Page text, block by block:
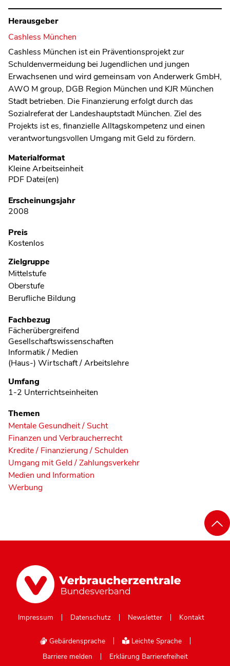
Herausgeber
Cashless München
Cashless München ist ein Präventionsprojekt zur
Schuldenvermeidung bei Jugendlichen und jungen
Erwachsenen und wird gemeinsam von Anderwerk GmbH,
AWO M group, DGB Region München und KJR München
Stadt betrieben. Die Finanzierung erfolgt durch das
Sozialreferat der Landeshauptstadt München. Ziel des
Projekts ist es, finanzielle Alltagskompetenz und einen
verantwortungsvollen Umgang mit Geld zu fördern.
Metadaten
Materialformat
Kleine Arbeitseinheit
PDF Datei(en)
Erscheinungsjahr
2008
Preis
Kostenlos
Zielgruppe
Mittelstufe
Oberstufe
Berufliche Bildung
Fachbezug
Fächerübergreifend
Gesellschaftswissenschaften
Informatik / Medien
(Haus-) Wirtschaft / Arbeitslehre
Umfang
1-2 Unterrichtseinheiten
Themen
Mentale Gesundheit / Sucht
Finanzen und Verbraucherrecht
Kredite / Finanzierung / Schulden
Umgang mit Geld / Zahlungsverkehr
Medien und Information
Werbung
Impressum Datenschutz Newsletter Kontakt
Gebärdensprache
Leichte Sprache
Barriere melden
Erklärung Barrierefreiheit